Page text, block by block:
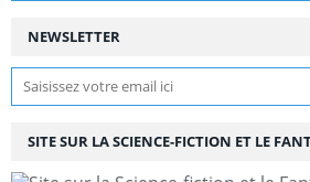
NEWSLETTER
SITE SUR LA SCIENCE-FICTION ET LE